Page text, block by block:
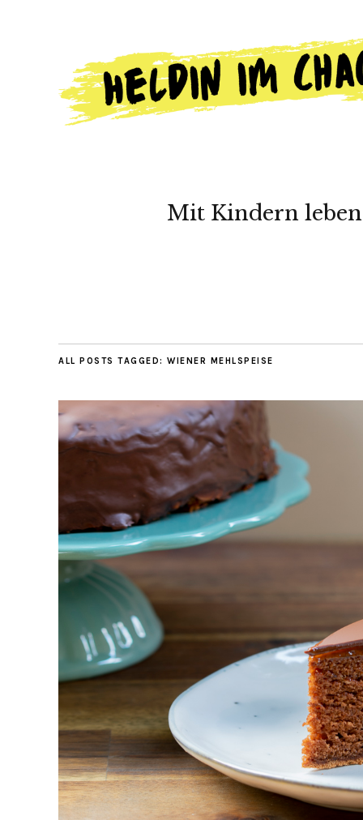
Mit Kindern leben
ALL POSTS TAGGED: WIENER MEHLSPEISE